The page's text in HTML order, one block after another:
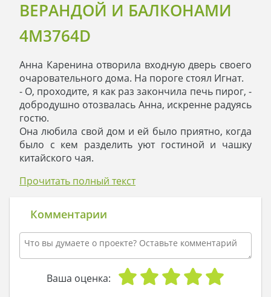
ВЕРАНДОЙ И БАЛКОНАМИ
4M3764D
Анна Каренина отворила входную дверь своего
очаровательного дома. На пороге стоял Игнат.
- О, проходите, я как раз закончила печь пирог, -
добродушно отозвалась Анна, искренне радуясь
гостю.
Она любила свой дом и ей было приятно, когда
было с кем разделить уют гостиной и чашку
китайского чая.
спросил Игнат, - вы ведь раньше много
- Понимаете, - отвечала Анна, - однажды я
стояла на перроне возле состава, сжимая в
руках билет. В тот день я чуть не бросилась в
открытые двери поезда, который должен был
умчать меня далеко на Юг. Но потом я
подумала, что сложно провести всю жизнь в
Прочитать полный текст
Комментарии
Ваша оценка: